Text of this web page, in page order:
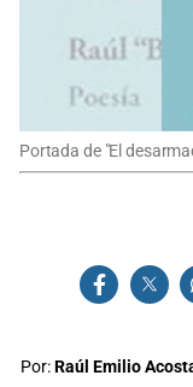
Portada de "El
Por:Raúl Emilio